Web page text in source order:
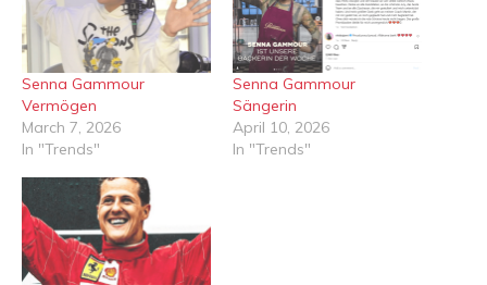
Senna Gammour
Vermögen
March 7, 2026
In "Trends"
Senna Gammour
Sängerin
April 10, 2026
In "Trends"